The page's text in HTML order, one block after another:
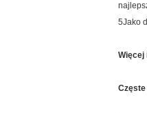
5Jako
Więcej